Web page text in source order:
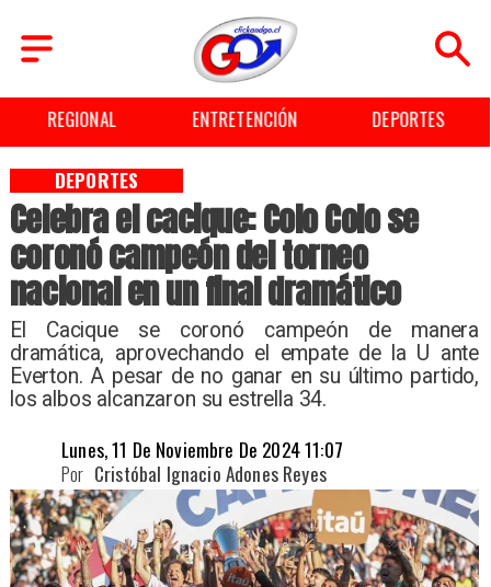
REGIONAL ENTRETENCIÓN DEPORTES
Celebra el cacique: Colo Colo se
coronó campeón del torneo
nacional en un final dramático
​El Cacique se coronó campeón de manera
dramática, aprovechando el empate de la U ante
Everton. A pesar de no ganar en su último partido,
los albos alcanzaron su estrella 34.
DEPORTES
Lunes, 11 De Noviembre De 2024 11:07
Cristóbal Ignacio Adones Reyes
Por